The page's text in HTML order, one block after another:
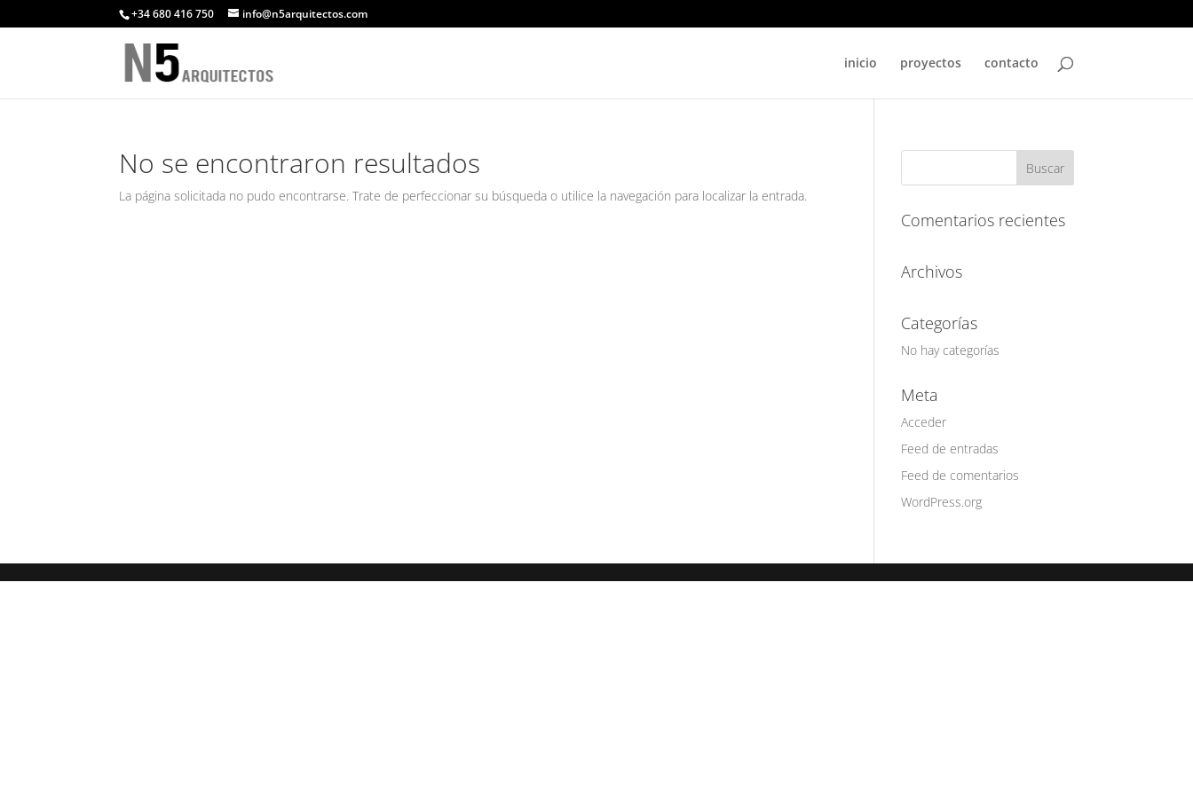
+34 680 416 750 info@n5arquitectos.com
inicio proyectos contacto
No se encontraron resultados
La página solicitada no pudo encontrarse. Trate de perfeccionar su búsqueda o utilice la navegación para localizar la entrada.
Comentarios recientes
Archivos
Categorías
No hay categorías
Meta
Acceder
Feed de entradas
Feed de comentarios
WordPress.org